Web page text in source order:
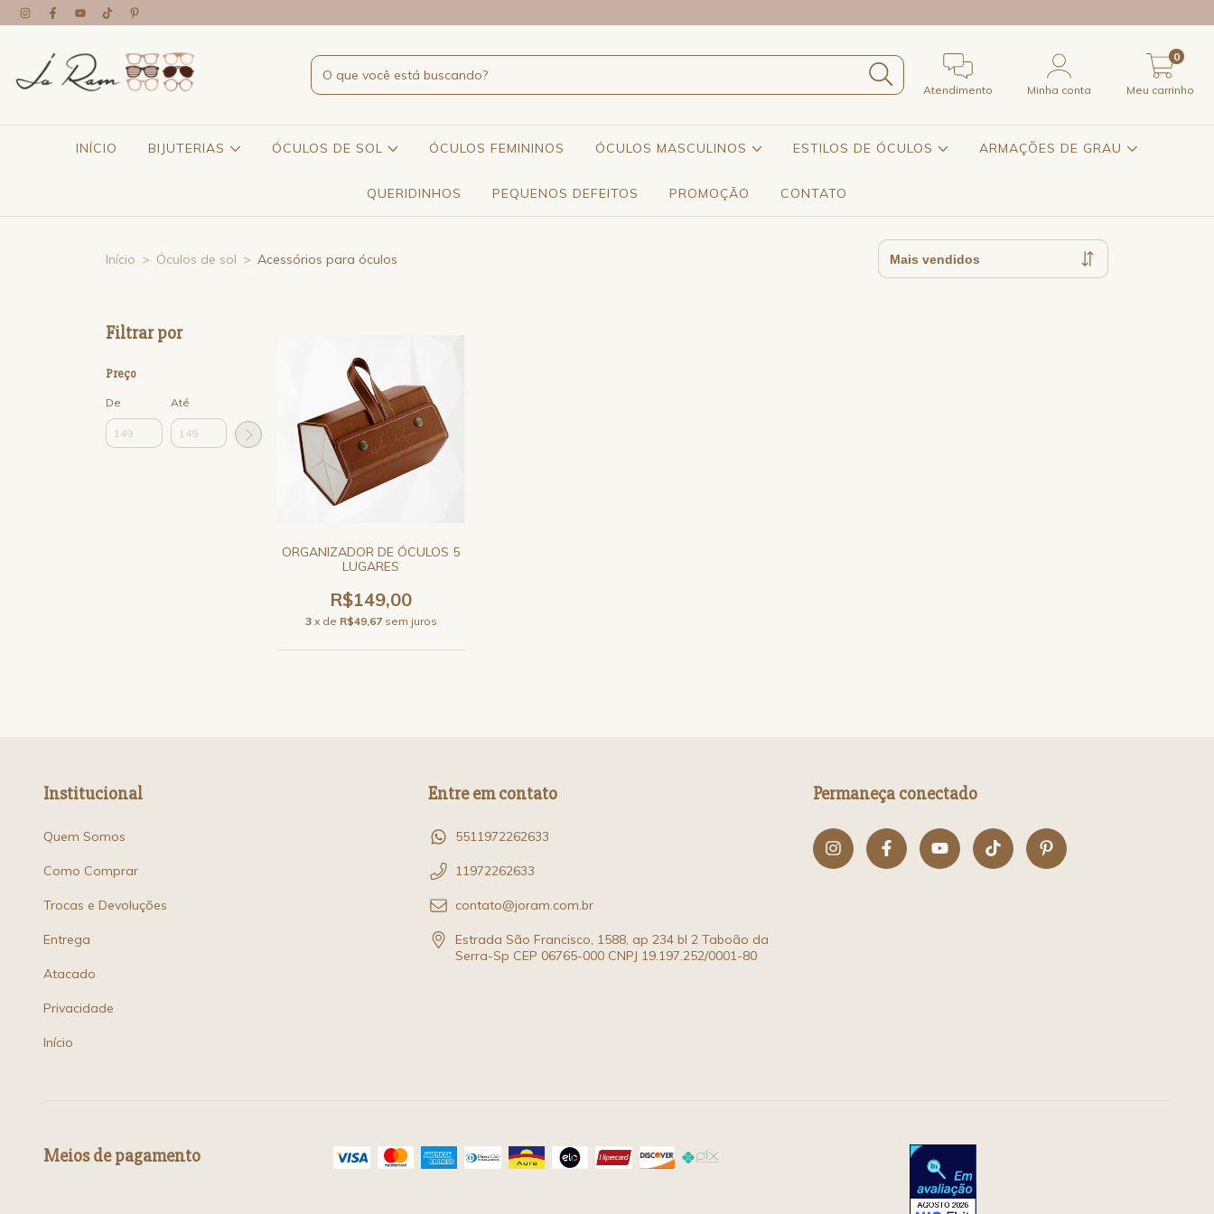
Atendimento Minha conta Meu carrinho
0
INÍCIO BIJUTERIAS ÓCULOS DE SOL ÓCULOS FEMININOS ÓCULOS MASCULINOS ESTILOS DE ÓCULOS ARMAÇÕES DE GRAU
QUERIDINHOS PEQUENOS DEFEITOS PROMOÇÃO CONTATO
Início > Óculos de sol > Acessórios para óculos
Filtrar por
Preço
De Até
ORGANIZADOR DE ÓCULOS 5
LUGARES
R$149,00
3 x de R$49,67 sem juros
Institucional
Quem Somos
Como Comprar
Trocas e Devoluções
Entrega
Atacado
Privacidade
Início
Entre em contato
5511972262633
11972262633
contato@joram.com.br
Estrada São Francisco, 1588, ap 234 bl 2 Taboão da
Serra-Sp CEP 06765-000 CNPJ 19.197.252/0001-80
Permaneça conectado
Meios de pagamento